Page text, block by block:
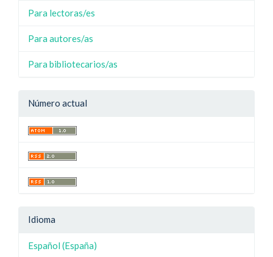
Para lectoras/es
Para autores/as
Para bibliotecarios/as
Número actual
Idioma
Español (España)